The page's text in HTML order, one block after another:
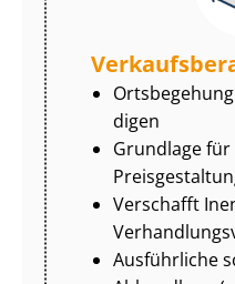
di­gen
Grundlage
Verschafft
Ausführliche